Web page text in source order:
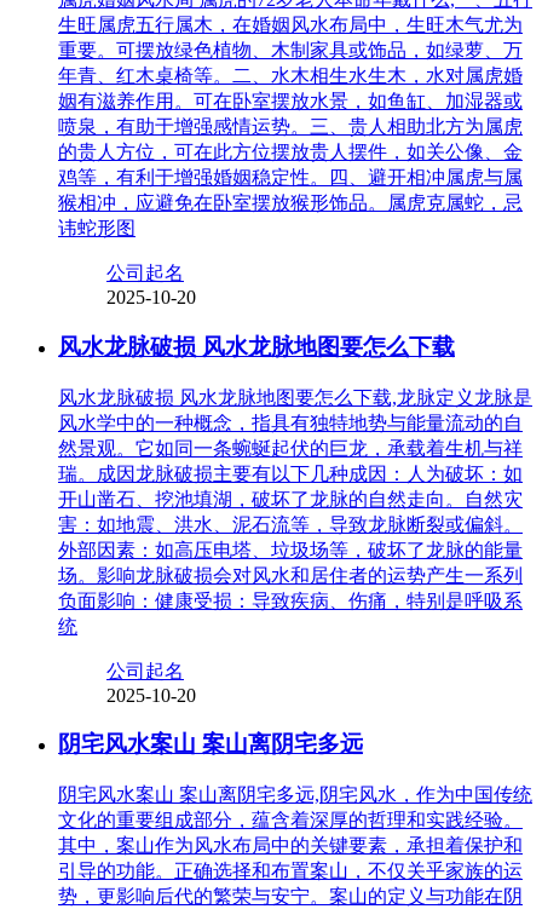
生旺属虎五行属木，在婚姻风水布局中，生旺木气尤为
重要。可摆放绿色植物、木制家具或饰品，如绿萝、万
年青、红木桌椅等。二、水木相生水生木，水对属虎婚
姻有滋养作用。可在卧室摆放水景，如鱼缸、加湿器或
喷泉，有助于增强感情运势。三、贵人相助北方为属虎
的贵人方位，可在此方位摆放贵人摆件，如关公像、金
鸡等，有利于增强婚姻稳定性。四、避开相冲属虎与属
猴相冲，应避免在卧室摆放猴形饰品。属虎克属蛇，忌
讳蛇形图
公司起名
2025-10-20
风水龙脉破损 风水龙脉地图要怎么下载
风水龙脉破损 风水龙脉地图要怎么下载,龙脉定义龙脉是
风水学中的一种概念，指具有独特地势与能量流动的自
然景观。它如同一条蜿蜒起伏的巨龙，承载着生机与祥
瑞。成因龙脉破损主要有以下几种成因：人为破坏：如
开山凿石、挖池填湖，破坏了龙脉的自然走向。自然灾
害：如地震、洪水、泥石流等，导致龙脉断裂或偏斜。
外部因素：如高压电塔、垃圾场等，破坏了龙脉的能量
场。影响龙脉破损会对风水和居住者的运势产生一系列
负面影响：健康受损：导致疾病、伤痛，特别是呼吸系
统
公司起名
2025-10-20
阴宅风水案山 案山离阴宅多远
阴宅风水案山 案山离阴宅多远,阴宅风水，作为中国传统
文化的重要组成部分，蕴含着深厚的哲理和实践经验。
其中，案山作为风水布局中的关键要素，承担着保护和
引导的功能。正确选择和布置案山，不仅关乎家族的运
势，更影响后代的繁荣与安宁。案山的定义与功能在阴